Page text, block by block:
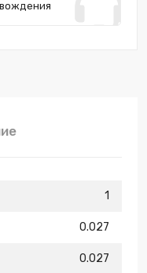
1
0.027
0.027